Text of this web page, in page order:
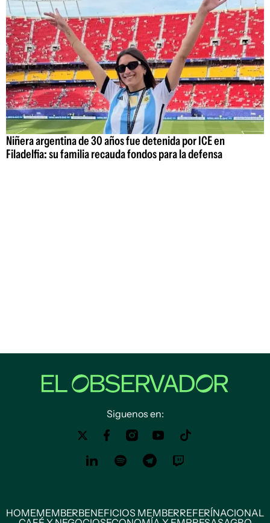
Niñera argentina de 30 años fue detenida por ICE en
Filadelfia: su familia recauda fondos para la defensa
Siguenos en:
HOMEMEMBERBENEFICIOS MEMBERREFERÍNACIONAL